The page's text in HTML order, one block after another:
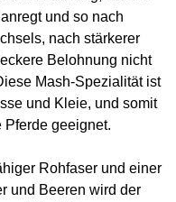
und so nach
nach stärkerer
Belohnung nicht
Mash-Spezialität ist
und Kleie, und somit
geeignet.
Rohfaser und einer
und Beeren wird der